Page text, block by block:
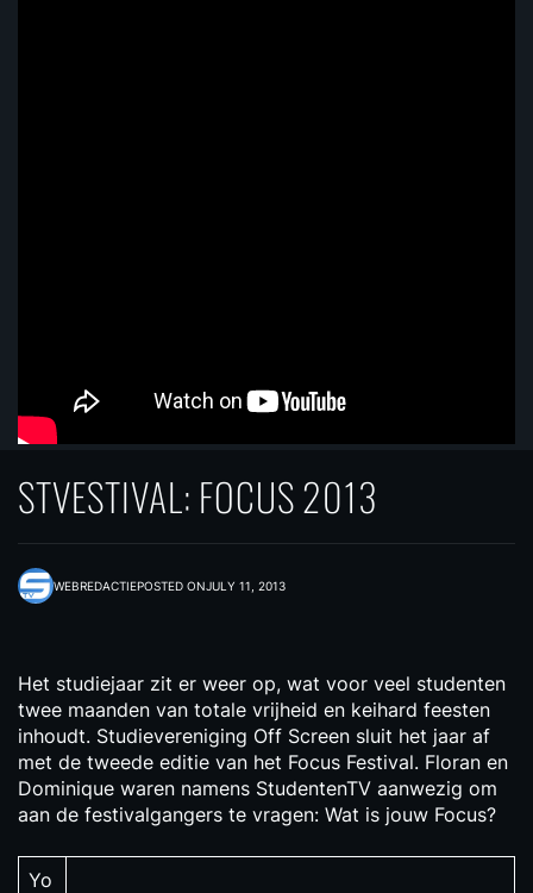
STVESTIVAL: FOCUS 2013
WEBREDACTIEPOSTED ONJULY 11, 2013
Het studiejaar zit er weer op, wat voor veel studenten
twee maanden van totale vrijheid en keihard feesten
inhoudt. Studievereniging Off Screen sluit het jaar af
met de tweede editie van het Focus Festival. Floran en
Dominique waren namens StudentenTV aanwezig om
aan de festivalgangers te vragen: Wat is jouw Focus?
Yo